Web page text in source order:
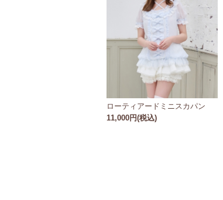
ローティアードミニスカパン
11,000円(税込)